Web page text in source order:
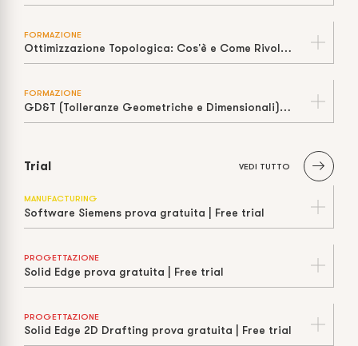
FORMAZIONE
Ottimizzazione Topologica: Cos'è e Come Rivoluziona il Design
FORMAZIONE
GD&T (Tolleranze Geometriche e Dimensionali): Cos'è e Perché è Fondamentale
Trial VEDI TUTTO
MANUFACTURING
Software Siemens prova gratuita | Free trial
PROGETTAZIONE
Solid Edge prova gratuita | Free trial
PROGETTAZIONE
Solid Edge 2D Drafting prova gratuita | Free trial